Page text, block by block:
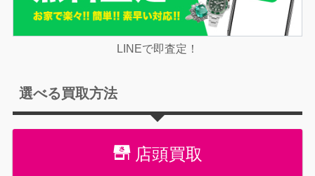
LINEで即査定！
選べる買取方法
店頭買取